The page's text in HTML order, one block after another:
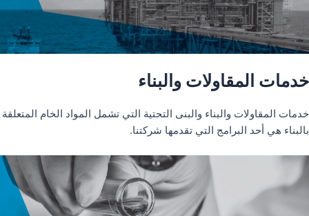
خدمات المقاولات والبناء
خدمات المقاولات والبناء والبنى التحتية التي تشمل المواد الخام المتعلقة
بالبناء هي أحد البرامج التي تقدمها شركتنا.